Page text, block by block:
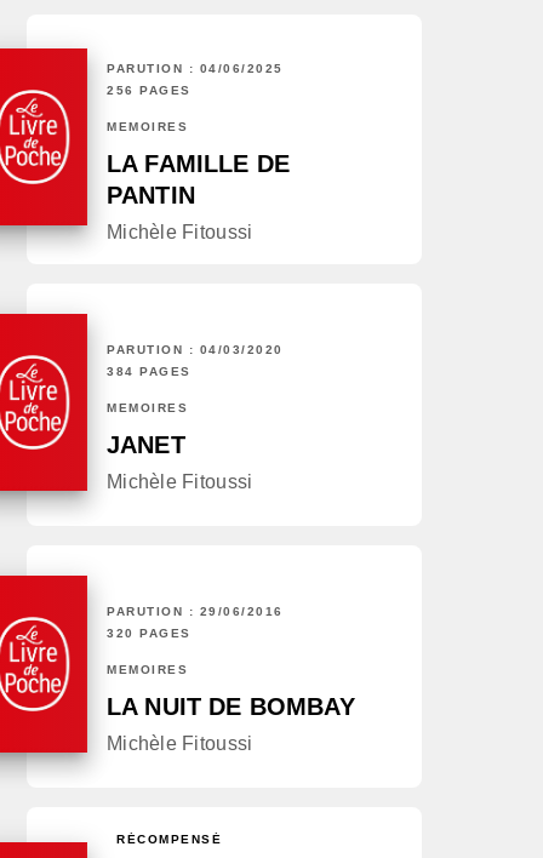
PARUTION : 04/06/2025
256 PAGES
MÉMOIRES
LA FAMILLE DE
PANTIN
Michèle Fitoussi
PARUTION : 04/03/2020
384 PAGES
MÉMOIRES
JANET
Michèle Fitoussi
PARUTION : 29/06/2016
320 PAGES
MÉMOIRES
LA NUIT DE BOMBAY
Michèle Fitoussi
RÉCOMPENSÉ